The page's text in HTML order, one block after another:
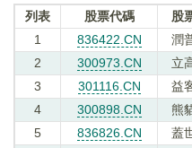
列表 股票代碼 股
1
836422.CN 潤
2
300973.CN 立
3
301116.CN 益
4
300898.CN 熊
5
836826.CN 蓋